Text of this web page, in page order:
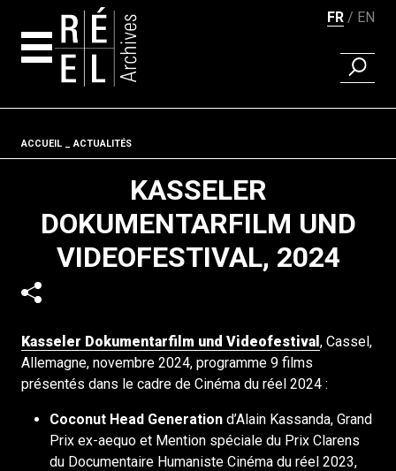
FR EN
Fil d'ariane
ACCUEIL ACTUALITÉS
KASSELER
DOKUMENTARFILM UND
VIDEOFESTIVAL, 2024
Kasseler Dokumentarfilm und Videofestival , Cassel,
Allemagne, novembre 2024, programme 9 films
présentés dans le cadre de Cinéma du réel 2024 :
Coconut Head Generation d’Alain Kassanda, Grand
Prix ex-aequo et Mention spéciale du Prix Clarens
du Documentaire Humaniste Cinéma du réel 2023,